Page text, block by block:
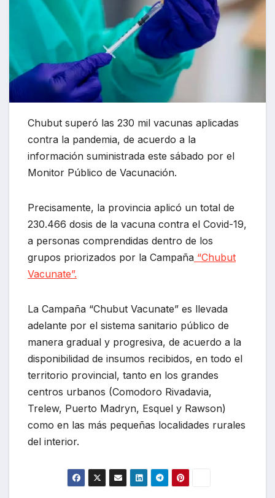
Chubut superó las 230 mil vacunas aplicadas
contra la pandemia, de acuerdo a la
información suministrada este sábado por el
Monitor Público de Vacunación.
Precisamente, la provincia aplicó un total de
230.466 dosis de la vacuna contra el Covid-19,
a personas comprendidas dentro de los
grupos priorizados por la Campaña “Chubut
Vacunate”.
La Campaña “Chubut Vacunate” es llevada
adelante por el sistema sanitario público de
manera gradual y progresiva, de acuerdo a la
disponibilidad de insumos recibidos, en todo el
territorio provincial, tanto en los grandes
centros urbanos (Comodoro Rivadavia,
Trelew, Puerto Madryn, Esquel y Rawson)
como en las más pequeñas localidades rurales
del interior.